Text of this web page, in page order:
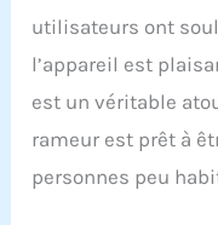
rotatif facile à
choisir parmi
magnétique
adapter
fonction de
préférences. 【
interface de
utilisateurs ont
l’appareil est
est un véritable
rameur est prêt à
personnes peu